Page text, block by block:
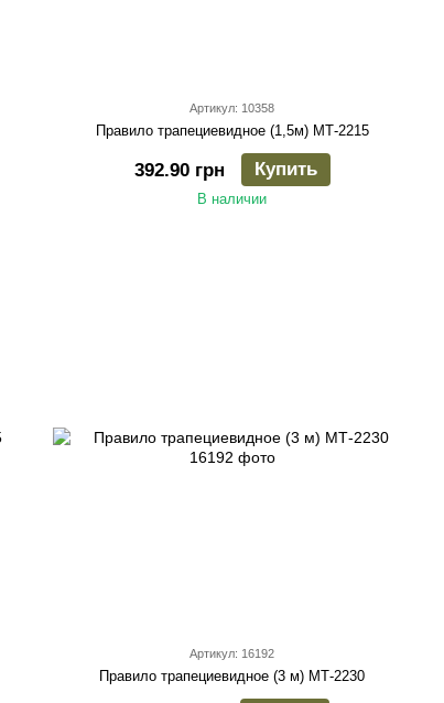
Артикул: 10358
Правило трапециевидное (1,5м) МТ-2215
392.90 грн Купить
В наличии
Артикул: 16192
Правило трапециевидное (3 м) МТ-2230